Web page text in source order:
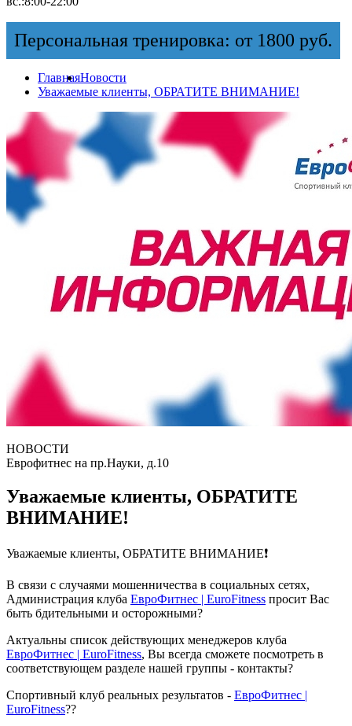
Персональная тренировка: от 1800 руб.
ГлавнаяНовости
Уважаемые клиенты, ОБРАТИТЕ ВНИМАНИЕ!
НОВОСТИ
Еврофитнес на пр.Науки, д.10
Уважаемые клиенты, ОБРАТИТЕ
ВНИМАНИЕ!
Уважаемые клиенты, ОБРАТИТЕ ВНИМАНИЕ❗
В связи с случаями мошенничества в социальных сетях,
Администрация клуба ЕвроФитнес | EuroFitness просит Вас
быть бдительными и осторожными?
Актуальны список действующих менеджеров клуба
ЕвроФитнес | EuroFitness, Вы всегда сможете посмотреть в
соответствующем разделе нашей группы - контакты?
Спортивный клуб реальных результатов - ЕвроФитнес |
EuroFitness??